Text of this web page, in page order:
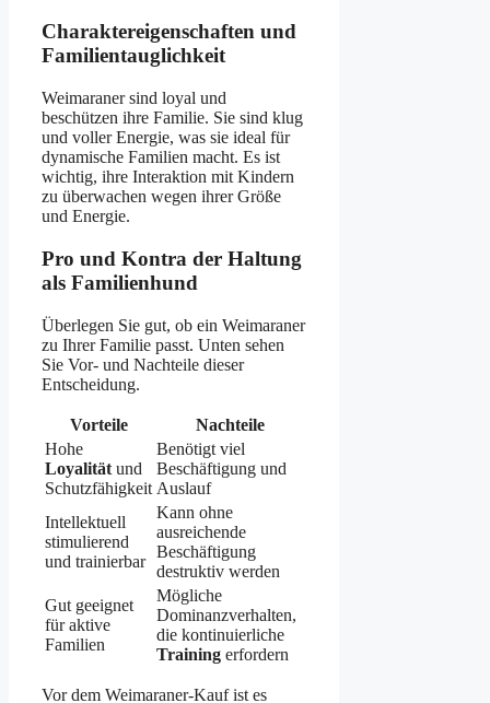
Charaktereigenschaften und
Familientauglichkeit
Weimaraner sind loyal und
beschützen ihre Familie. Sie sind klug
und voller Energie, was sie ideal für
dynamische Familien macht. Es ist
wichtig, ihre Interaktion mit Kindern
zu überwachen wegen ihrer Größe
und Energie.
Pro und Kontra der Haltung
als Familienhund
Überlegen Sie gut, ob ein Weimaraner
zu Ihrer Familie passt. Unten sehen
Sie Vor- und Nachteile dieser
Entscheidung.
Vorteile
Nachteile
Hohe
Loyalität und
Schutzfähigkeit
Benötigt viel
Beschäftigung und
Auslauf
Intellektuell
stimulierend
und trainierbar
Kann ohne
ausreichende
Beschäftigung
destruktiv werden
Gut geeignet
für aktive
Familien
Mögliche
Dominanzverhalten,
die kontinuierliche
Training erfordern
Vor dem Weimaraner-Kauf ist es